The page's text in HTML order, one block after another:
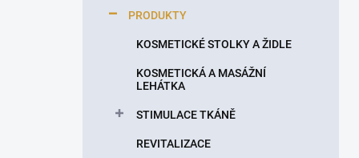
PRODUKTY
KOSMETICKÉ STOLKY A ŽIDLE
KOSMETICKÁ A MASÁŽNÍ
LEHÁTKA
STIMULACE TKÁNĚ
REVITALIZACE